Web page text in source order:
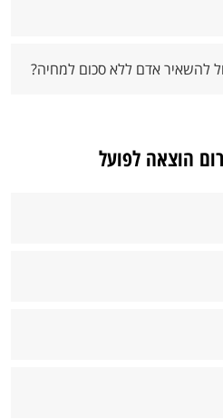
להשאיר אדם ללא סכום למחיה?
הוצאה לפועל